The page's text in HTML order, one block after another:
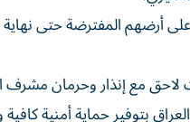
أرضهم المفترضة حتى
في وقت لاحق مع إنذار وحرمان
بتوفير حماية أمنية